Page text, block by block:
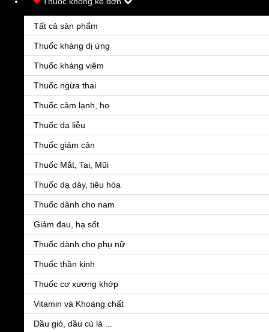
Tất cả sản phẩm
Thuốc kháng dị ứng
Thuốc kháng viêm
Thuốc ngừa thai
Thuốc cảm lạnh, ho
Thuốc da liễu
Thuốc giảm cân
Thuốc Mắt, Tai, Mũi
Thuốc dạ dày, tiêu hóa
Thuốc dành cho nam
Giảm đau, hạ sốt
Thuốc dành cho phụ nữ
Thuốc thần kinh
Thuốc cơ xương khớp
Vitamin và Khoáng chất
Dầu gió, dầu cù là ...